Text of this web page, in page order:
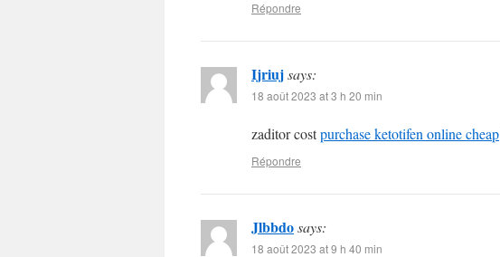
Répondre
Ijriujsays:
18 août 2023 at 3 h 20 min
zaditor costpurchase ketotifen online cheap
Répondre
Jlbbdosays:
18 août 2023 at 9 h 40 min